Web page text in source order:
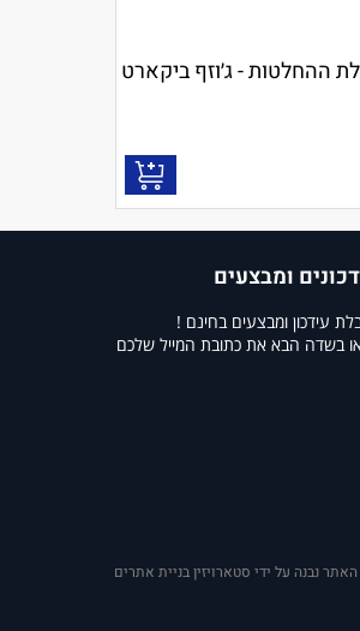
ההחלטות - ג׳וזף ביקארט
ומבצעים
עידכון ומבצעים בחינם !
בשדה הבא את כתובת המייל שלכם
נבנה על ידי סטארויזין בניית אתרים